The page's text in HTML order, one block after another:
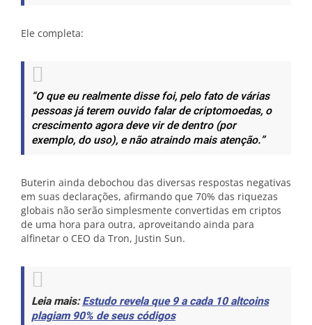
Ele completa:
“O que eu realmente disse foi, pelo fato de várias
pessoas já terem ouvido falar de criptomoedas, o
crescimento agora deve vir de dentro (por
exemplo, do uso), e não atraindo mais atenção.”
Buterin ainda debochou das diversas respostas negativas
em suas declarações, afirmando que 70% das riquezas
globais não serão simplesmente convertidas em criptos
de uma hora para outra, aproveitando ainda para
alfinetar o CEO da Tron, Justin Sun.
Leia mais:Estudo revela que 9 a cada 10 altcoins
plagiam 90% de seus códigos